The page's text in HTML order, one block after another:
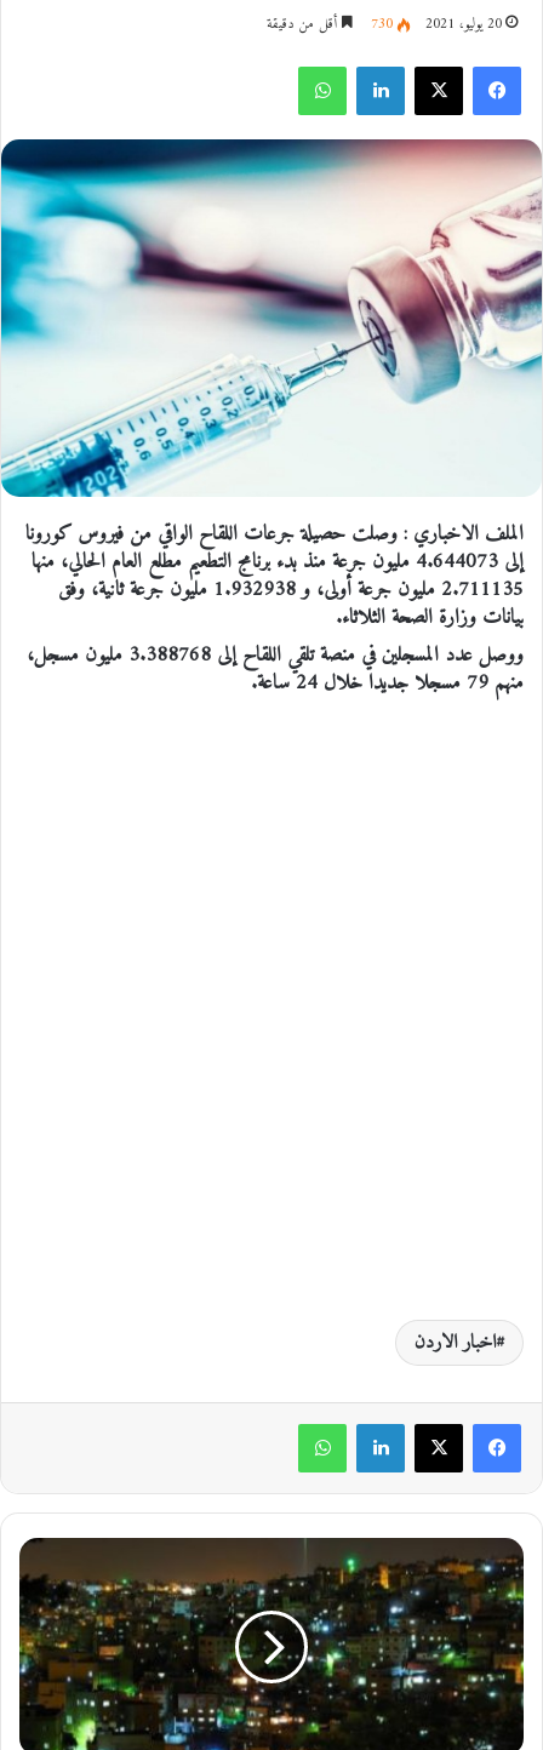
20 يوليو، 2021 730 أقل من دقيقة
فيسبوك
الملف الاخباري : وصلت حصيلة جرعات اللقاح الواقي من فيروس كورونا
إلى 4.644073 مليون جرعة منذ بدء برنامج التطعيم مطلع العام الحالي، منها
2.711135 مليون جرعة أولى، و 1.932938 مليون جرعة ثانية، وفق
بيانات وزارة الصحة الثلاثاء.
ووصل عدد المسجلين في منصة تلقي اللقاح إلى 3.388768 مليون مسجل،
منهم 79 مسجلا جديدا خلال 24 ساعة.
اخبار الاردن
ع
و
د
ة
ا
ل
أ
ج